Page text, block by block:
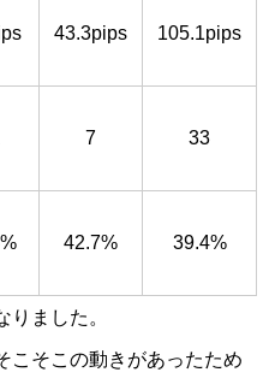
43.3pips 105.1pips
7 33
42.7% 39.4%
ました。
こそこの動きがあったため